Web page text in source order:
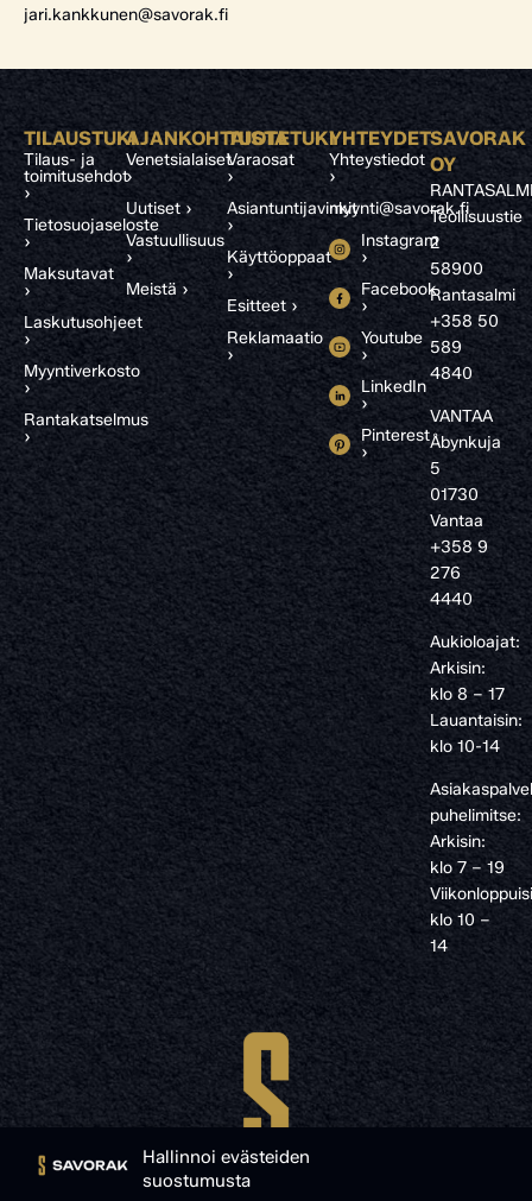
Hallinnoi evästeiden
suostumusta
jari.kankkunen@savorak.fi
TILAUSTUKI
Tilaus- ja
toimitusehdot
›
Tietosuojaseloste
›
Maksutavat
›
Laskutusohjeet
›
Myyntiverkosto
›
Rantakatselmus
›
AJANKOHTAISTA
Venetsialaiset
›
Uutiset ›
Vastuullisuus
›
Meistä ›
TUOTETUKI
Varaosat
›
Asiantuntijavinkit
›
Käyttöoppaat
›
Esitteet ›
Reklamaatio
›
YHTEYDET
Yhteystiedot
›
myynti@savorak.fi
Instagram
›
Facebook
›
Youtube
›
LinkedIn
›
Pinterest
›
SAVORAK
OY
Teollisuustie
2
58900
Rantasalmi
+358 50
589
4840
VANTAA
Åbynkuja
5
01730
Vantaa
+358 9
276
4440
Aukioloajat:
Arkisin:
klo 8 – 17
Lauantaisin:
klo 10-14
puhelimitse:
Arkisin:
klo 7 – 19
klo 10 –
14